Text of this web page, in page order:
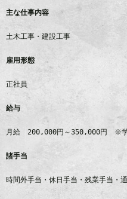
主な仕事内容
土木工事・建設工事
雇用形態
正社員
給与
月給 200,000円～350,000円 ※学
諸手当
時間外手当・休日手当・残業手当・